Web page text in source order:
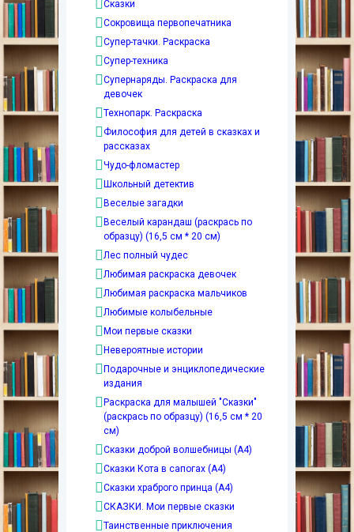
Сказки
Сокровища первопечатника
Супер-тачки. Раскраска
Супер-техника
Супернаряды. Раскраска для
девочек
Технопарк. Раскраска
Философия для детей в сказках и
рассказах
Чудо-фломастер
Школьный детектив
Веселые загадки
Веселый карандаш (раскрась по
образцу) (16,5 см * 20 см)
Лес полный чудес
Любимая раскраска девочек
Любимая раскраска мальчиков
Любимые колыбельные
Мои первые сказки
Невероятные истории
Подарочные и энциклопедические
издания
Раскраска для малышей "Сказки"
(раскрась по образцу) (16,5 см * 20
см)
Сказки доброй волшебницы (А4)
Сказки Кота в сапогах (А4)
Сказки храброго принца (А4)
СКАЗКИ. Мои первые сказки
Таинственные приключения